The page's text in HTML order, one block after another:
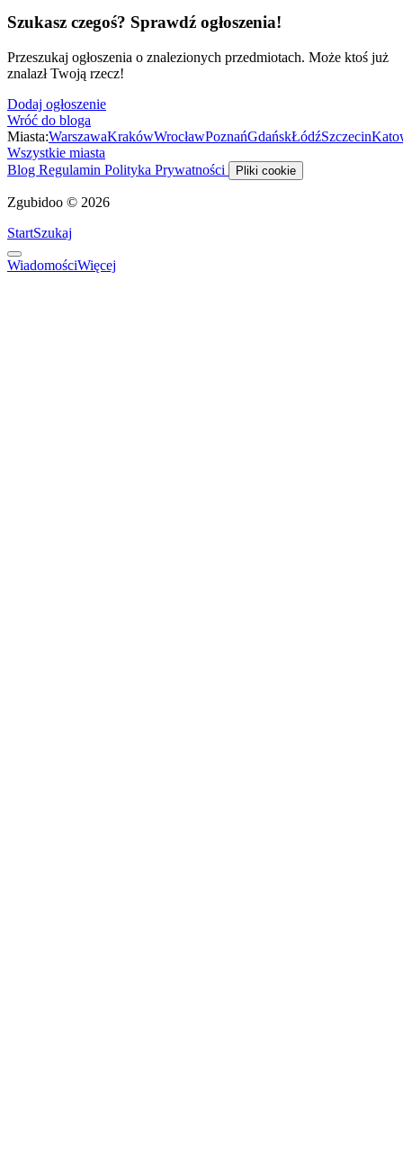
Szukasz czegoś? Sprawdź ogłoszenia!
Przeszukaj ogłoszenia o znalezionych przedmiotach. Może ktoś już
znalazł Twoją rzecz!
Dodaj ogłoszenie
Wróć do bloga
Miasta:WarszawaKrakówWrocławPoznańGdańskŁódźSzczecin
Wszystkie miasta
Blog Regulamin Polityka Prywatności Pliki cookie
Zgubidoo © 2026
StartSzukaj
WiadomościWięcej